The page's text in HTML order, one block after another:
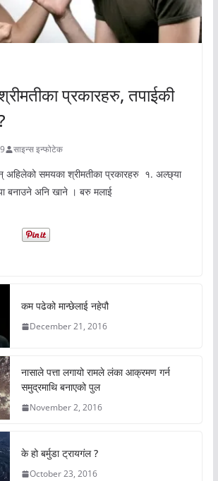
प्रकारहरु, तपाईकी
साइन्स इन्फोटेक
अहिलेको समयका श्रीमतीका प्रकारहरु १. अल्छ्या
बनाउने अनि खाने । बरु मलाई
कम पढेको मान्छेलाई नहेपौ
December 21, 2016
नासाले पत्ता लगायो रामले लंका आक्रमण गर्न
समुद्रमाथि बनाएको पुल
November 2, 2016
के हो बर्मुडा ट्रायगंल ?
October 23, 2016